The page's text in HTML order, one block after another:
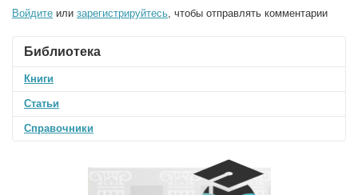
Войдите или зарегистрируйтесь , чтобы отправлять комментарии
Библиотека
Книги
Статьи
Справочники